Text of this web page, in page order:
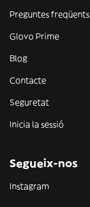
Preguntes freqüents
Glovo Prime
Blog
Contacte
Seguretat
Inicia la sessió
Segueix-nos
Instagram